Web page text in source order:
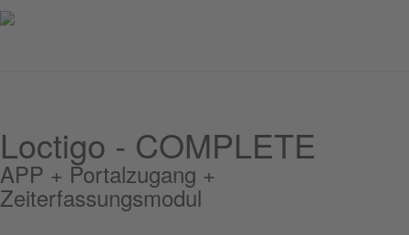
Loctigo - COMPLETE
APP + Portalzugang +
Zeiterfassungsmodul